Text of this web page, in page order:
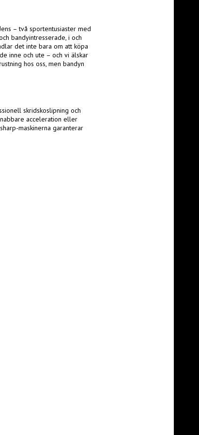
– två sportentusiaster med
bandyintresserade, i och
det inte bara om att köpa
inne och ute – och vi älskar
hos oss, men bandyn
skridskoslipning och
acceleration eller
maskinerna garanterar